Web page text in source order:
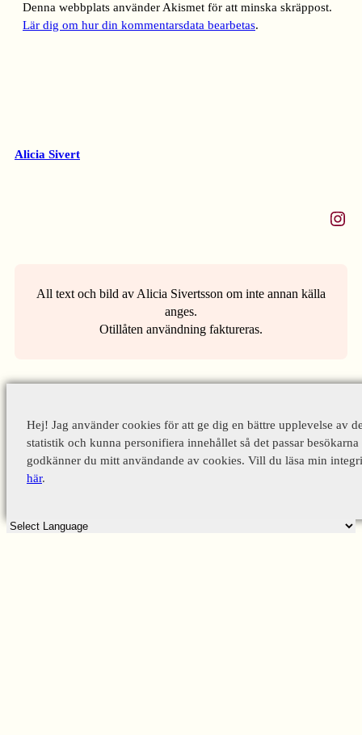
Denna webbplats använder Akismet för att minska skräppost.
Lär dig om hur din kommentarsdata bearbetas.
Alicia Sivert
Instagram
All text och bild av Alicia Sivertsson om inte annan källa
anges.
Otillåten användning faktureras.
Hej! Jag använder cookies för att ge dig en bättre upplevelse av
statistik och kunna personifiera innehållet så det passar
godkänner du mitt användande av cookies. Vill du läsa min
här.